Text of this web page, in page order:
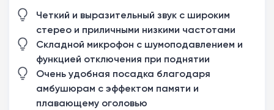
Четкий и выразительный звук с широким
стерео и приличными низкими частотами
Складной микрофон с шумоподавлением и
функцией отключения при поднятии
Очень удобная посадка благодаря
амбушюрам с эффектом памяти и
плавающему оголовью